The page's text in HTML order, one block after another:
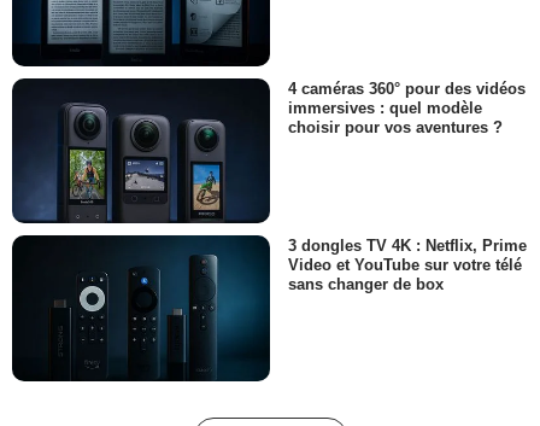
4 caméras 360° pour des vidéos
immersives : quel modèle
choisir pour vos aventures ?
3 dongles TV 4K : Netflix, Prime
Video et YouTube sur votre télé
sans changer de box